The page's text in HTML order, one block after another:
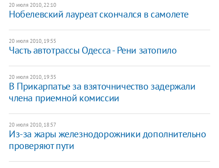
20 июля 2010, 22:10
Нобелевский лауреат скончался в самолете
20 июля 2010, 19:55
Часть автотрассы Одесса - Рени затопило
20 июля 2010, 19:35
В Прикарпатье за взяточничество задержали
члена приемной комиссии
20 июля 2010, 18:57
Из-за жары железнодорожники дополнительно
проверяют пути